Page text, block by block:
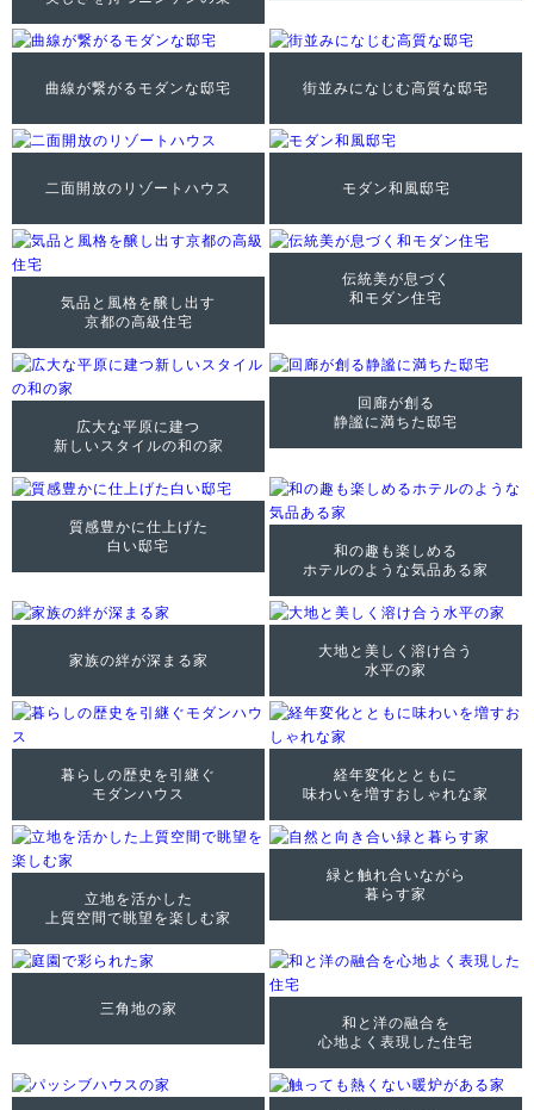
曲線が繋がるモダンな邸宅 街並みになじむ高質な邸宅
二面開放のリゾートハウス モダン和風邸宅
気品と風格を醸し出す
京都の高級住宅
伝統美が息づく
和モダン住宅
広大な平原に建つ
新しいスタイルの和の家
回廊が創る
静謐に満ちた邸宅
質感豊かに仕上げた
白い邸宅
和の趣も楽しめる
ホテルのような気品ある家
家族の絆が深まる家
大地と美しく溶け合う
水平の家
暮らしの歴史を引継ぐ
モダンハウス
経年変化とともに
味わいを増すおしゃれな家
立地を活かした
上質空間で眺望を楽しむ家
緑と触れ合いながら
暮らす家
三角地の家
和と洋の融合を
心地よく表現した住宅